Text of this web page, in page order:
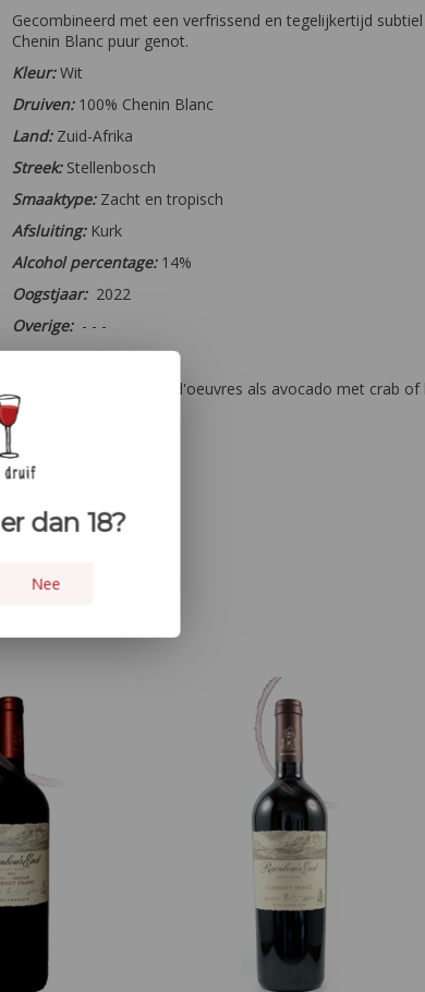
Gecombineerd met een verfrissend en tegelijkertijd subtiel
Chenin Blanc puur genot.
Kleur:Wit
Druiven:100% Chenin Blanc
Land:Zuid-Afrika
Streek:Stellenbosch
Smaaktype:Zacht en tropisch
Afsluiting:Kurk
Alcohol percentage:14%
Oogstjaar:2022
Overige:- - -
Houtopvoeding:- - -
Lekker bij:
Lichte hors-d'oeuvres als avocado met crab
dan 18?
Nee